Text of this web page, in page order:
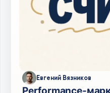
Евгений Вязников